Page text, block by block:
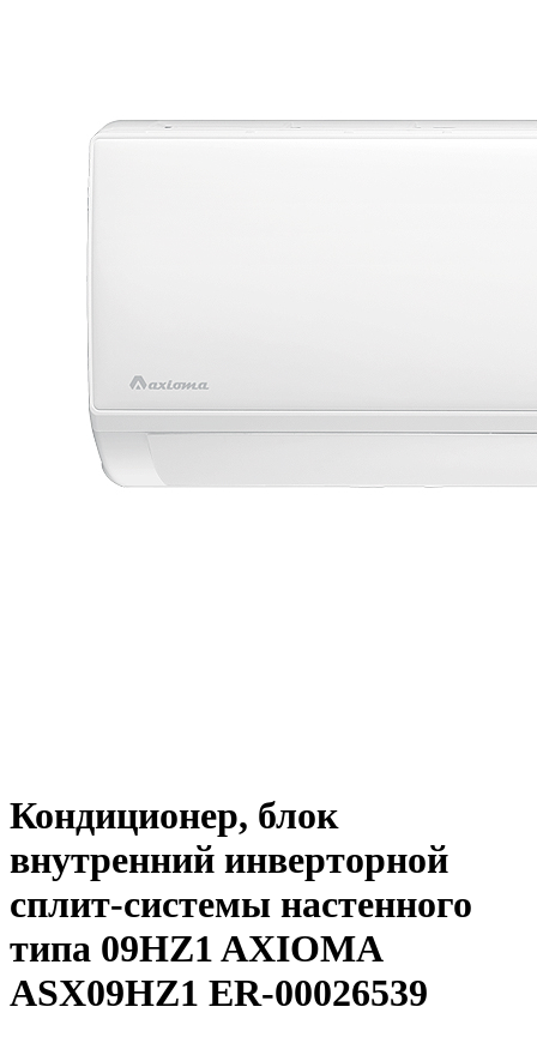
Кондиционер, блок
внутренний инверторной
сплит-системы настенного
типа 09HZ1 AXIOMA
ASX09HZ1 ER-00026539